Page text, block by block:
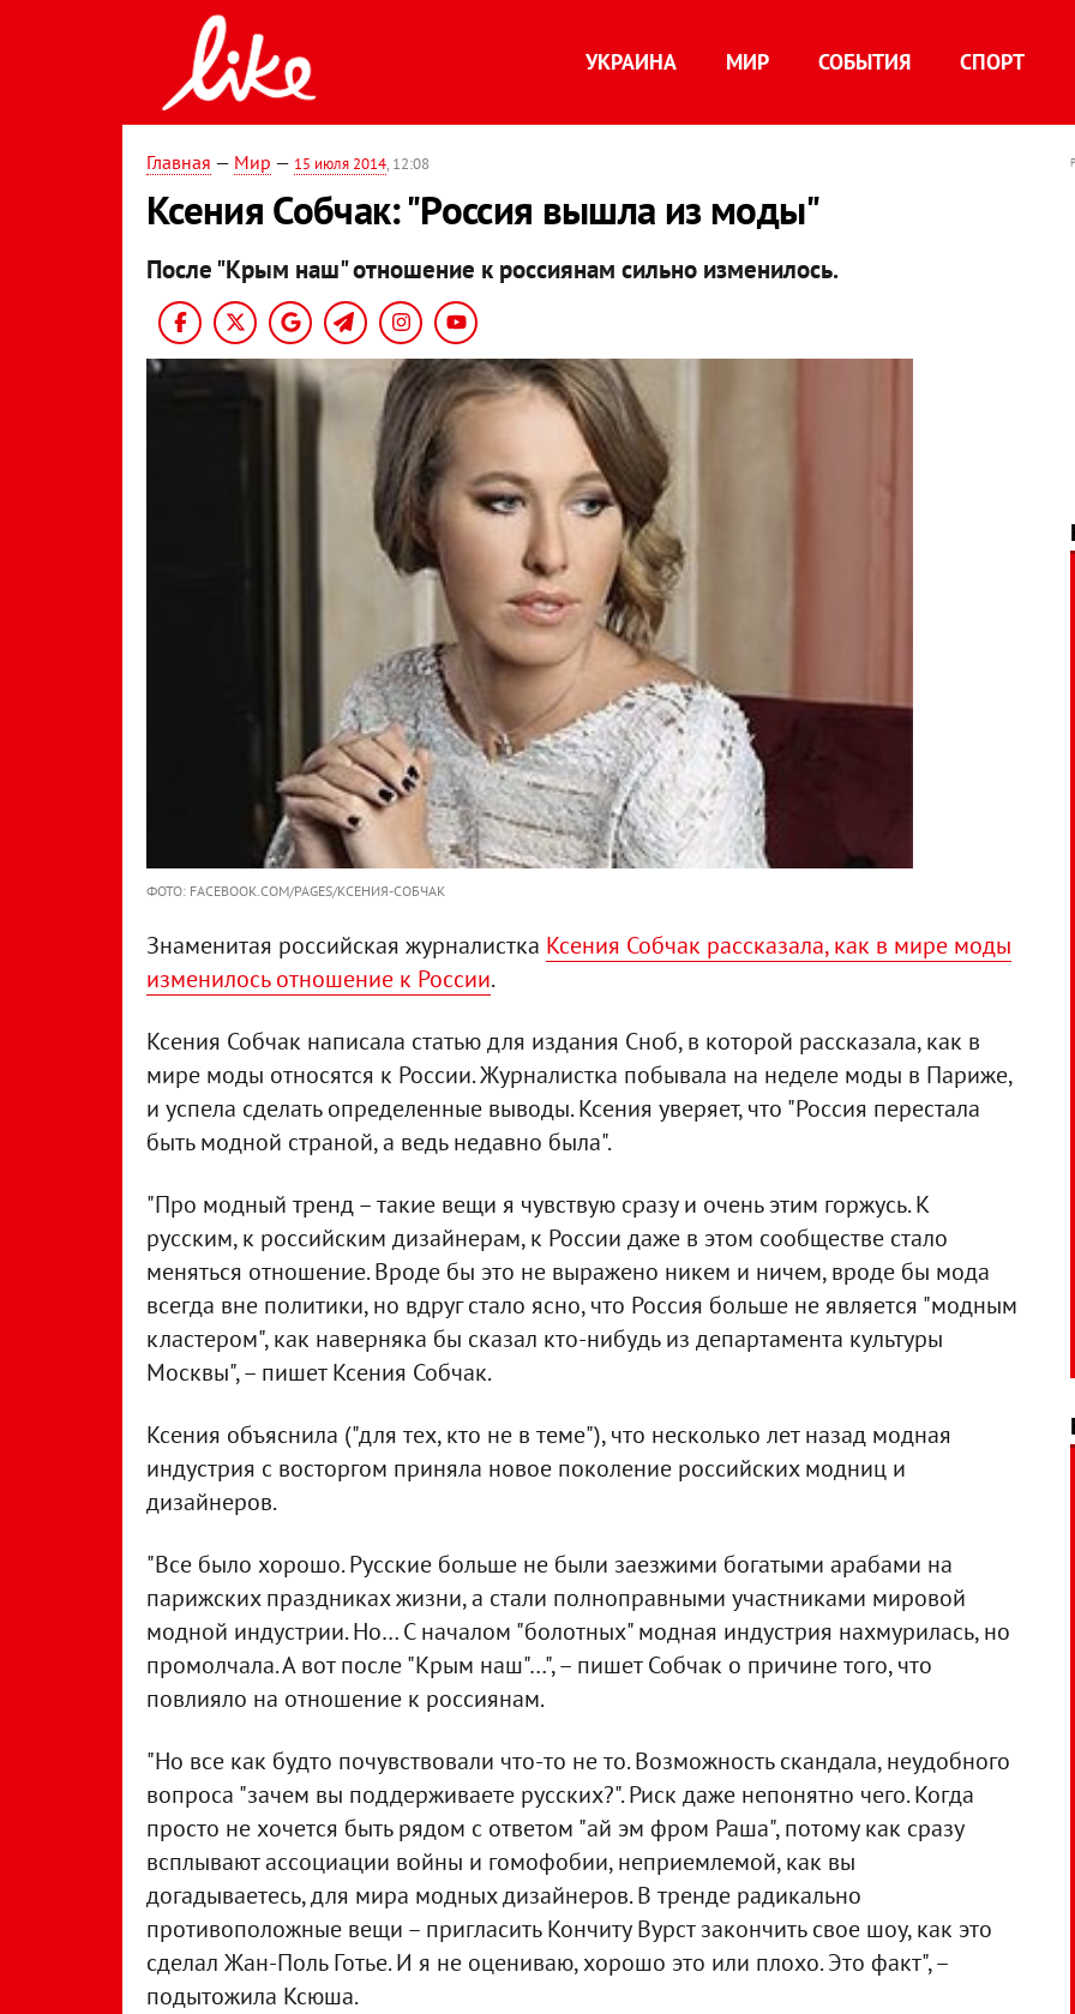
УКРАИНА МИР СОБЫТИЯ СПОРТ
Главная — Мир — 15 июля 2014, 12:08
Ксения Собчак: "Россия вышла из моды"
После "Крым наш" отношение к россиянам сильно изменилось.
ФОТО: FACEBOOK.COM/PAGES/КСЕНИЯ-СОБЧАК
Знаменитая российская журналистка Ксения Собчак рассказала, как в мире моды
изменилось отношение к России.
Ксения Собчак написала статью для издания Сноб, в которой рассказала, как в
мире моды относятся к России. Журналистка побывала на неделе моды в Париже,
и успела сделать определенные выводы. Ксения уверяет, что "Россия перестала
быть модной страной, а ведь недавно была".
"Про модный тренд – такие вещи я чувствую сразу и очень этим горжусь. К
русским, к российским дизайнерам, к России даже в этом сообществе стало
меняться отношение. Вроде бы это не выражено никем и ничем, вроде бы мода
всегда вне политики, но вдруг стало ясно, что Россия больше не является "модным
кластером", как наверняка бы сказал кто-нибудь из департамента культуры
Москвы", – пишет Ксения Собчак.
Ксения объяснила ("для тех, кто не в теме"), что несколько лет назад модная
индустрия с восторгом приняла новое поколение российских модниц и
дизайнеров.
"Все было хорошо. Русские больше не были заезжими богатыми арабами на
парижских праздниках жизни, а стали полноправными участниками мировой
модной индустрии. Но… С началом "болотных" модная индустрия нахмурилась, но
промолчала. А вот после "Крым наш"…", – пишет Собчак о причине того, что
повлияло на отношение к россиянам.
"Но все как будто почувствовали что-то не то. Возможность скандала, неудобного
вопроса "зачем вы поддерживаете русских?". Риск даже непонятно чего. Когда
просто не хочется быть рядом с ответом "ай эм фром Раша", потому как сразу
всплывают ассоциации войны и гомофобии, неприемлемой, как вы
догадываетесь, для мира модных дизайнеров. В тренде радикально
противоположные вещи – пригласить Кончиту Вурст закончить свое шоу, как это
сделал Жан-Поль Готье. И я не оцениваю, хорошо это или плохо. Это факт", –
подытожила Ксюша.